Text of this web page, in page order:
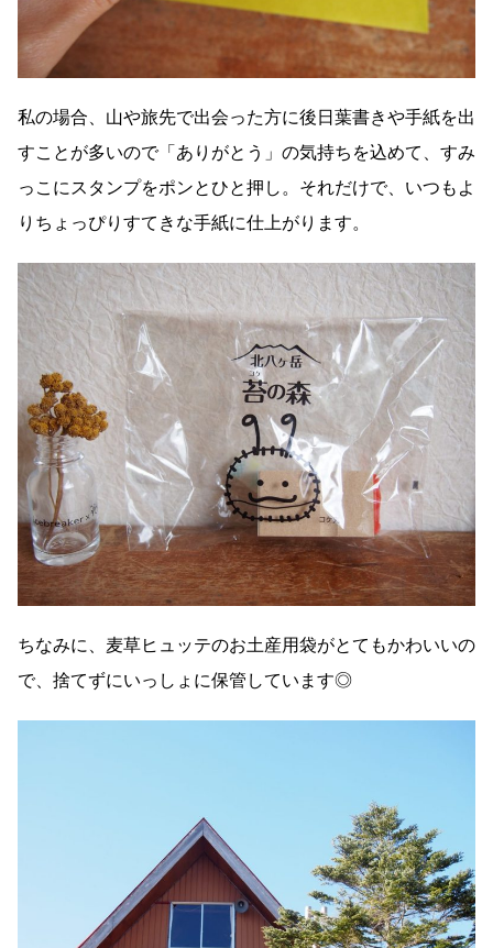
私の場合、山や旅先で出会った方に後日葉書きや手紙を出
すことが多いので「ありがとう」の気持ちを込めて、すみ
っこにスタンプをポンとひと押し。それだけで、いつもよ
りちょっぴりすてきな手紙に仕上がります。
ちなみに、麦草ヒュッテのお土産用袋がとてもかわいいの
で、捨てずにいっしょに保管しています◎